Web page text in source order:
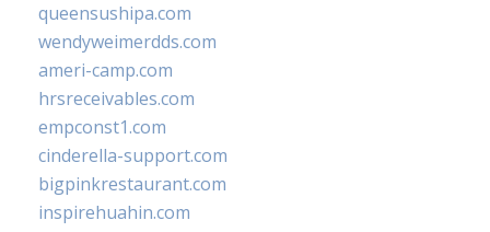
queensushipa.com
wendyweimerdds.com
ameri-camp.com
hrsreceivables.com
empconst1.com
cinderella-support.com
bigpinkrestaurant.com
inspirehuahin.com